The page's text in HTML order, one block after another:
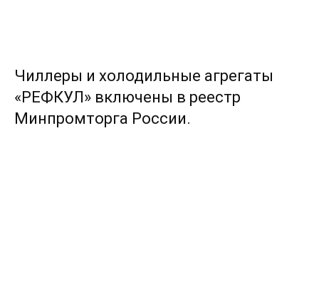
Чиллеры и холодильные агрегаты
«РЕФКУЛ» включены в реестр
Минпромторга России.